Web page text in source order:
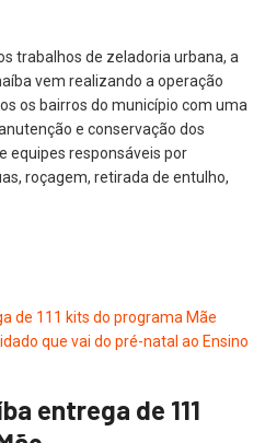
trabalhos de zeladoria urbana, a
vem realizando a operação
os bairros do município com uma
e conservação dos
equipes responsáveis por
roçagem, retirada de entulho,
entrega de 111